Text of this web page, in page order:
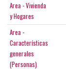
Area - Vivienda
y Hogares
Area -
Características
generales
(Personas)